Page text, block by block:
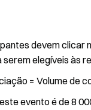
devem clicar
serem elegíveis às
= Volume de
evento é de 8